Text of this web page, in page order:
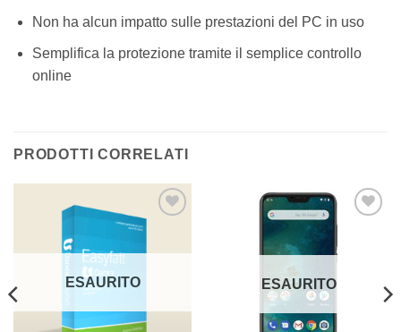
Non ha alcun impatto sulle prestazioni del PC in uso
Semplifica la protezione tramite il semplice controllo
online
PRODOTTI CORRELATI
Aggiungi
dei
ESAURITO
Aggiungi
ESAURITO